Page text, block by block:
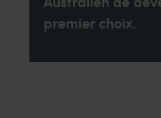
premier choix.